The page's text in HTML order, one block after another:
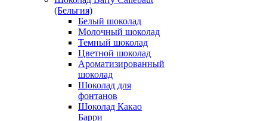
(Бельгия)
Белый шоколад
Молочный шоколад
Темный шоколад
Цветной шоколад
Ароматизированный
шоколад
Шоколад для
фонтанов
Шоколад Какао
Барри